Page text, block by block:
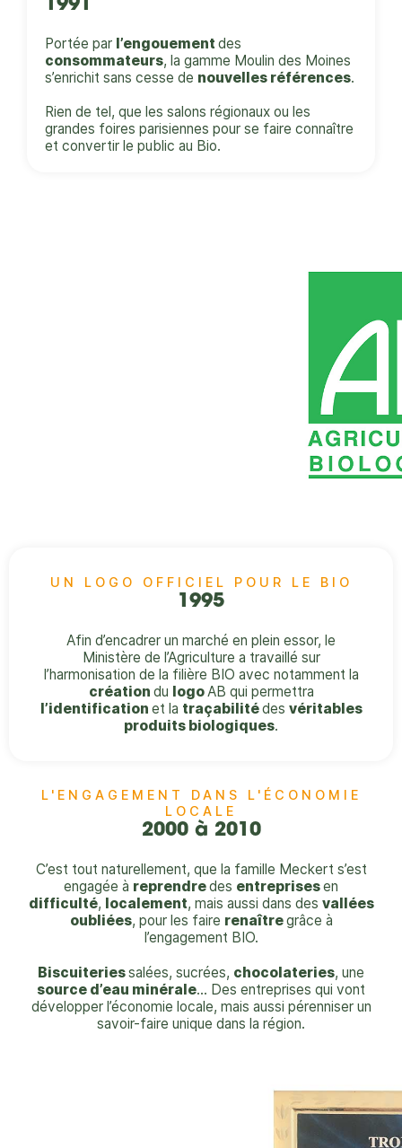
1991
Portée par l’engouement des
consommateurs, la gamme Moulin des Moines
s’enrichit sans cesse de nouvelles références.
Rien de tel, que les salons régionaux ou les
grandes foires parisiennes pour se faire connaître
et convertir le public au Bio.
UN LOGO OFFICIEL POUR LE BIO
1995
Afin d’encadrer un marché en plein essor, le
Ministère de l’Agriculture a travaillé sur
l’harmonisation de la filière BIO avec notamment la
création du logo AB qui permettra
l’identification et la traçabilitédes véritables
produits biologiques.
L'ENGAGEMENT DANS L'ÉCONOMIE
LOCALE​
2000 à 2010
C’est tout naturellement, que la famille Meckert s’est
engagée à reprendredes entreprisesen
difficulté, localement, mais aussi dans des vallées
oubliées, pour les faire renaîtregrâce à
l’engagement BIO.
Biscuiteriessalées, sucrées, chocolateries, une
source d’eau minérale... Des entreprises qui vont
développer l’économie locale, mais aussi pérenniser un
savoir-faire unique dans la région.